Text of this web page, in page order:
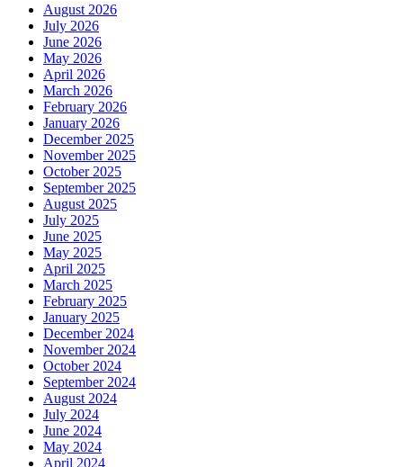
August 2026
July 2026
June 2026
May 2026
April 2026
March 2026
February 2026
January 2026
December 2025
November 2025
October 2025
September 2025
August 2025
July 2025
June 2025
May 2025
April 2025
March 2025
February 2025
January 2025
December 2024
November 2024
October 2024
September 2024
August 2024
July 2024
June 2024
May 2024
April 2024